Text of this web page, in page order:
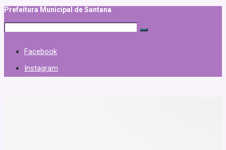
Prefeitura Municipal de Santana
Facebook
Instagram